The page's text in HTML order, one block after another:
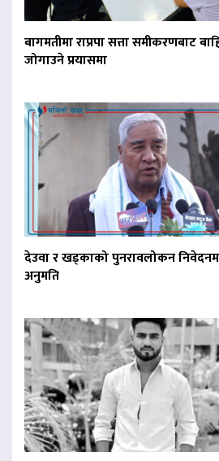
बागमतीमा राप्रपा सत्ता समीकरणबाट
जोगाउने प्रयासमा
देउवा र खड्काको पुनरावलोकन
अनुमति